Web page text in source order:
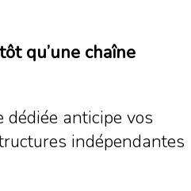
qu’une chaîne
dédiée anticipe vos
indépendantes